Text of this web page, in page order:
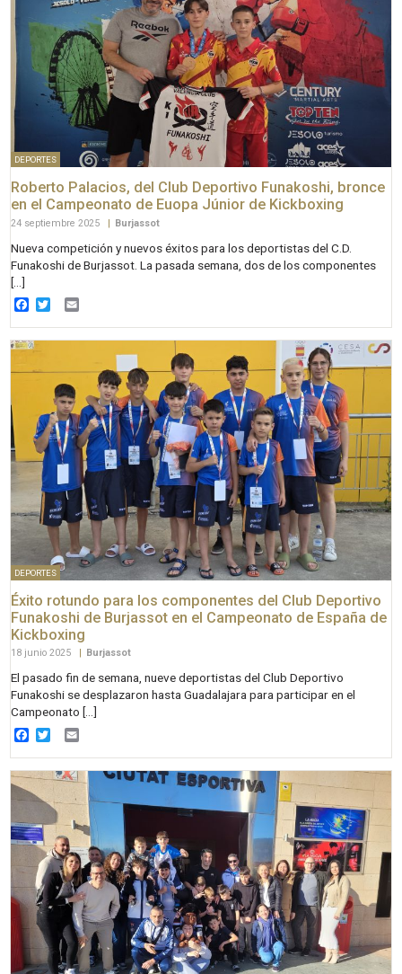
DEPORTES
Roberto Palacios, del Club Deportivo Funakoshi, bronce
en el Campeonato de Euopa Júnior de Kickboxing
24 septiembre 2025 | Burjassot
Nueva competición y nuevos éxitos para los deportistas del C.D.
Funakoshi de Burjassot. La pasada semana, dos de los componentes
[…]
Facebook
Twitter
DEPORTES
Éxito rotundo para los componentes del Club Deportivo
Funakoshi de Burjassot en el Campeonato de España de
Kickboxing
18 junio 2025 Burjassot
El pasado fin de semana, nueve deportistas del Club Deportivo
Funakoshi se desplazaron hasta Guadalajara para participar en el
Campeonato […]
Facebook
Twitter